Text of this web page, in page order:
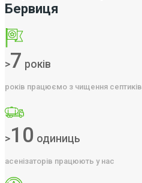
Бервиця
>7 років
років працюємо з чищення септиків
>10 одиниць
асенізаторів працюють у нас